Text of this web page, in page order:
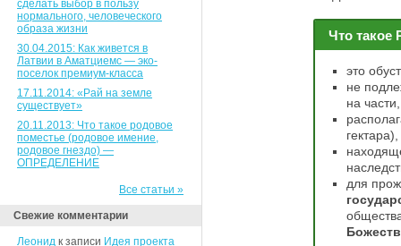
сделать выбор в пользу
нормального, человеческого
образа жизни
30.04.2015: Как живется в
Латвии в Аматциемс — эко-
поселок премиум-класса
17.11.2014: «Рай на земле
существует»
20.11.2013: Что такое родовое
поместье (родовое имение,
родовое гнездо) —
ОПРЕДЕЛЕНИЕ
Все статьи »
Свежие комментарии
Леонид к записи Идея проекта
Что такое
это
не
на части,
гектара),
для